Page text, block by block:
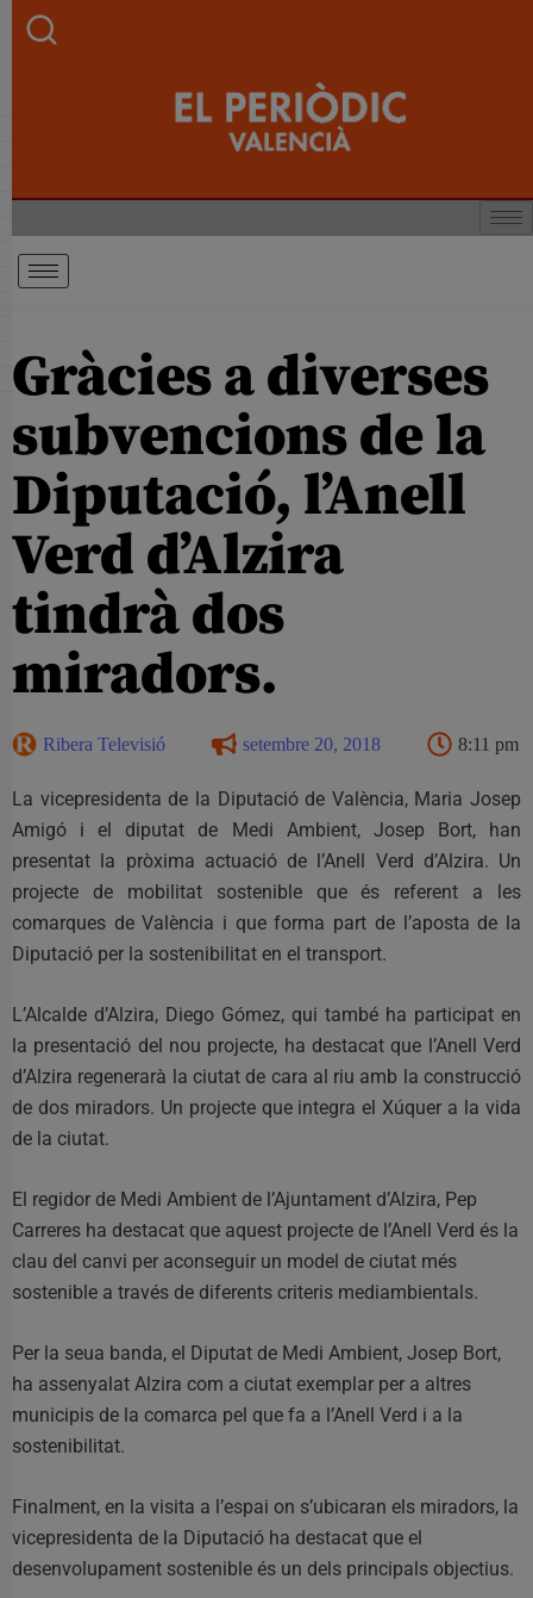
Gràcies a diverses
subvencions de la
Diputació, l’Anell
Verd d’Alzira
tindrà dos
miradors.
Ribera Televisió setembre 20, 2018 8:11 pm
La vicepresidenta de la Diputació de València, Maria Josep
Amigó i el diputat de Medi Ambient, Josep Bort, han
presentat la pròxima actuació de l’Anell Verd d’Alzira. Un
projecte de mobilitat sostenible que és referent a les
comarques de València i que forma part de l’aposta de la
Diputació per la sostenibilitat en el transport.
L’Alcalde d’Alzira, Diego Gómez, qui també ha participat en
la presentació del nou projecte, ha destacat que l’Anell Verd
d’Alzira regenerarà la ciutat de cara al riu amb la construcció
de dos miradors. Un projecte que integra el Xúquer a la vida
de la ciutat.
El regidor de Medi Ambient de l’Ajuntament d’Alzira, Pep
Carreres ha destacat que aquest projecte de l’Anell Verd és la
clau del canvi per aconseguir un model de ciutat més
sostenible a través de diferents criteris mediambientals.
Per la seua banda, el Diputat de Medi Ambient, Josep Bort,
ha assenyalat Alzira com a ciutat exemplar per a altres
municipis de la comarca pel que fa a l’Anell Verd i a la
sostenibilitat.
Finalment, en la visita a l’espai on s’ubicaran els miradors, la
vicepresidenta de la Diputació ha destacat que el
desenvolupament sostenible és un dels principals objectius.